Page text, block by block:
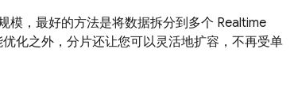
模，最好的方法是将数据拆分到多个 Realtime
化之外，分片还让您可以灵活地扩容，不再受单